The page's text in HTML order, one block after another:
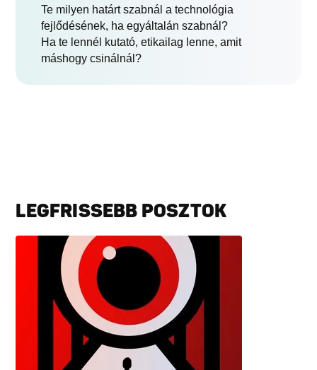
Te milyen határt szabnál a technológia
fejlődésének, ha egyáltalán szabnál?
Ha te lennél kutató, etikailag lenne, amit
máshogy csinálnál?
LEGFRISSEBB POSZTOK